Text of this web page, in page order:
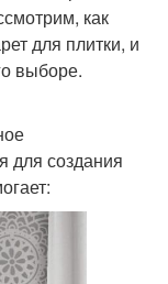
как
для плитки, и
выборе.
для создания